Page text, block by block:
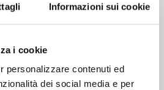
Informazioni sui cookie
i cookie
personalizzare contenuti ed
dei social media e per
della serie